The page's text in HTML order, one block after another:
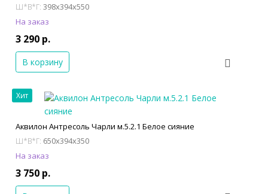
Ш*В*Г: 398x394x550
На заказ
3 290 р.
В корзину
Хит
Аквилон Антресоль Чарли м.5.2.1 Белое сияние
Ш*В*Г: 650x394x350
На заказ
3 750 р.